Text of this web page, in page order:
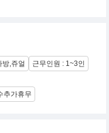
Pet Living Product를 선
스, 영국, 독일, 벨기에, 스
어남으로써 세계 최고의
한걸음 더 다가섰습니다.
높은 지명도를 가지고 있
는 명품 디자인 전문기업
품질의 제품을 만들고자
고자 노력하고 있습니다.
방,쥬얼
근무인원 : 1~3인
추가휴무